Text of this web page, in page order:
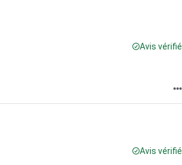
Avis vérifié
Avis vérifié